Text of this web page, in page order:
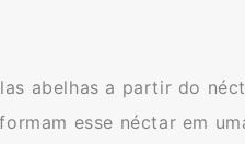
abelhas a partir do
esse néctar em